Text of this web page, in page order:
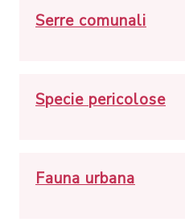
Serre comunali
Specie pericolose
Fauna urbana